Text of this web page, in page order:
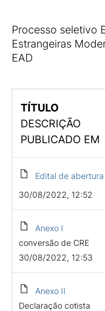
Processo seletivo
Estrangeiras
EAD
TÍTULO
DESCRIÇÃO
PUBLICADO EM
Edital de abertura
30/08/2022, 12:52
Anexo I
conversão de CRE
30/08/2022, 12:53
Anexo II
Declaração cotista